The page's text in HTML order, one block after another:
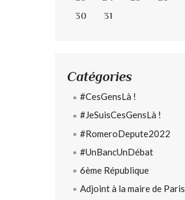
30
31
Catégories
#CesGensLà !
#JeSuisCesGensLà !
#RomeroDepute2022
#UnBancUnDébat
6ème République
Adjoint à la maire de Paris